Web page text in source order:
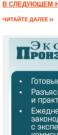
В СЛЕДУЮЩЕМ
ЧИТАЙТЕ ДАЛЕЕ